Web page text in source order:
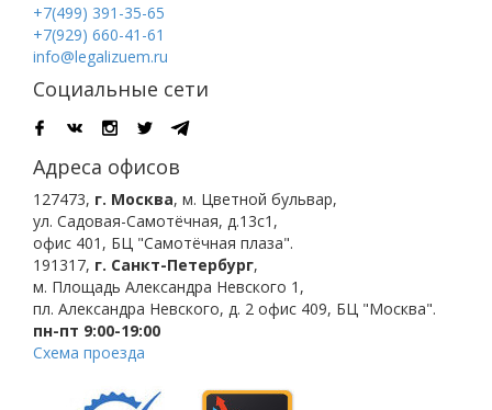
+7(499) 391-35-65
+7(929) 660-41-61
info@legalizuem.ru
Социальные сети
Адреса офисов
127473, г. Москва, м. Цветной бульвар,
ул. Садовая-Самотёчная, д.13с1,
офис 401, БЦ "Самотёчная плаза".
191317, г. Санкт-Петербург,
м. Площадь Александра Невского 1 ,
пл. Александра Невского, д. 2 офис 409, БЦ "Москва".
пн-пт 9:00-19:00
Схема проезда